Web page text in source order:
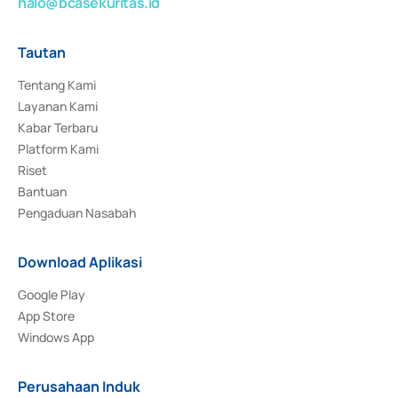
Tautan
Tentang Kami
Layanan Kami
Kabar Terbaru
Platform Kami
Riset
Bantuan
Pengaduan Nasabah
Download Aplikasi
Google Play
App Store
Windows App
Perusahaan Induk